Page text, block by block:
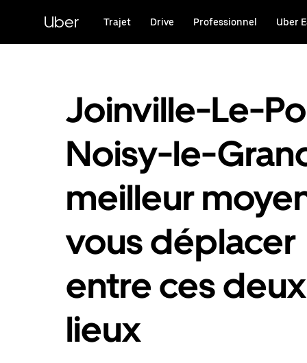
principal
Uber Trajet Drive Professionnel Uber
Joinville-Le-
Noisy-le-
meilleur
vous déplacer
entre ces deux
lieux